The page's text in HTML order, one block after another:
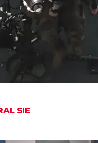
SIE